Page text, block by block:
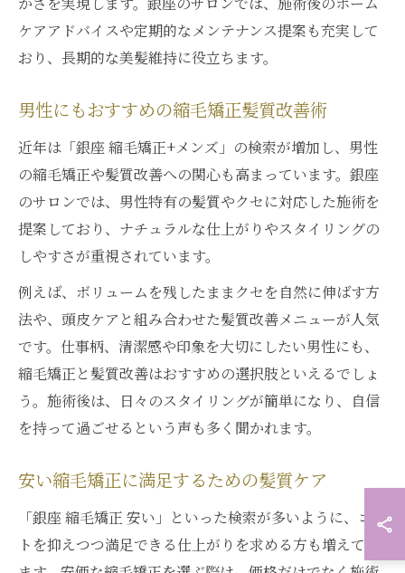
ケアアドバイスや定期的なメンテナンス提案も充実して
おり、長期的な美髪維持に役立ちます。
男性にもおすすめの縮毛矯正髪質改善術
近年は「銀座 縮毛矯正+メンズ」の検索が増加し、男性
の縮毛矯正や髪質改善への関心も高まっています。銀座
のサロンでは、男性特有の髪質やクセに対応した施術を
提案しており、ナチュラルな仕上がりやスタイリングの
しやすさが重視されています。
例えば、ボリュームを残したままクセを自然に伸ばす方
法や、頭皮ケアと組み合わせた髪質改善メニューが人気
です。仕事柄、清潔感や印象を大切にしたい男性にも、
縮毛矯正と髪質改善はおすすめの選択肢といえるでしょ
う。施術後は、日々のスタイリングが簡単になり、自信
を持って過ごせるという声も多く聞かれます。
安い縮毛矯正に満足するための髪質ケア
「銀座 縮毛矯正 安い」といった検索が多いように、コス
トを抑えつつ満足できる仕上がりを求める方も増えてい